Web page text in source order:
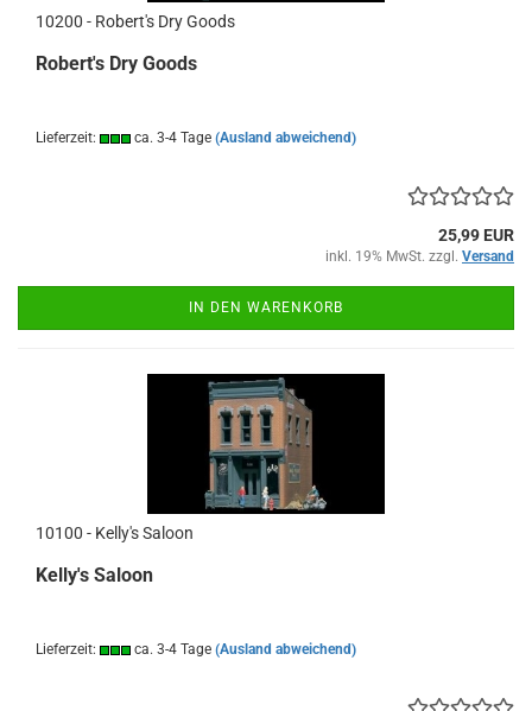
10200 - Robert's Dry Goods
Robert's Dry Goods
Lieferzeit: ca. 3-4 Tage (Ausland abweichend)
25,99 EUR
inkl. 19% MwSt. zzgl. Versand
IN DEN WARENKORB
10100 - Kelly's Saloon
Kelly's Saloon
Lieferzeit: ca. 3-4 Tage (Ausland abweichend)